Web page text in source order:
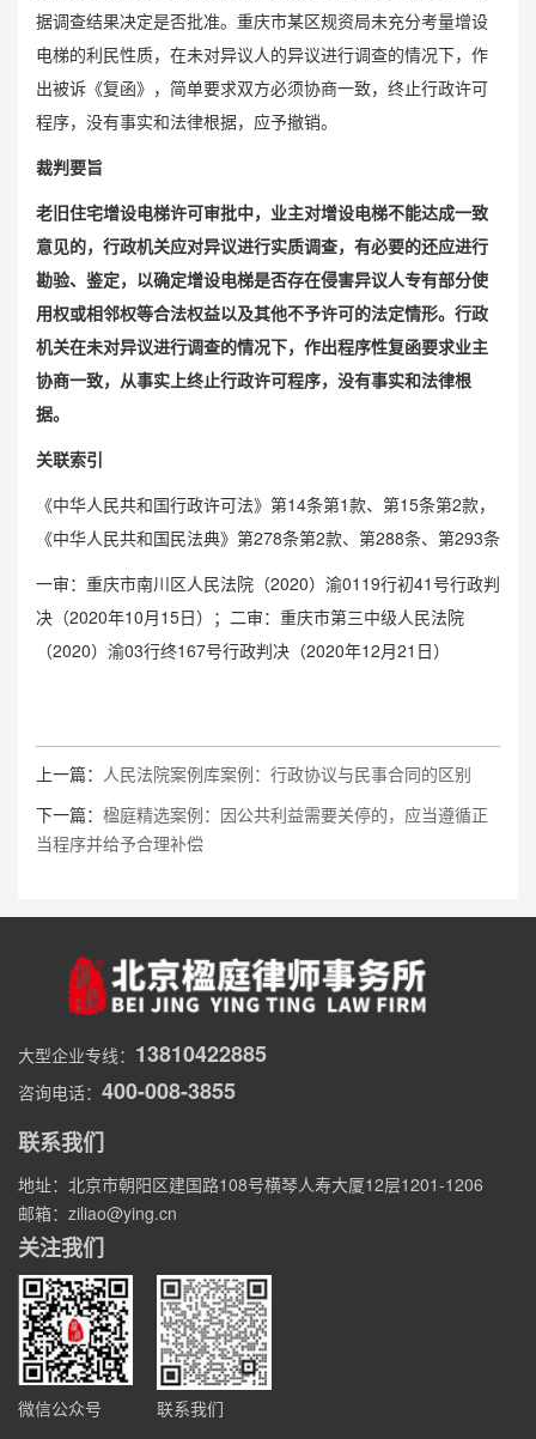
据调查结果决定是否批准。重庆市某区规资局未充分考量增设
电梯的利民性质，在未对异议人的异议进行调查的情况下，作
出被诉《复函》，简单要求双方必须协商一致，终止行政许可
程序，没有事实和法律根据，应予撤销。
裁判要旨
老旧住宅增设电梯许可审批中，业主对增设电梯不能达成一致
意见的，行政机关应对异议进行实质调查，有必要的还应进行
勘验、鉴定，以确定增设电梯是否存在侵害异议人专有部分使
用权或相邻权等合法权益以及其他不予许可的法定情形。行政
机关在未对异议进行调查的情况下，作出程序性复函要求业主
协商一致，从事实上终止行政许可程序，没有事实和法律根
据。
关联索引
《中华人民共和国行政许可法》第14条第1款、第15条第2款，
《中华人民共和国民法典》第278条第2款、第288条、第293条
一审：重庆市南川区人民法院（2020）渝0119行初41号行政判
决（2020年10月15日）；二审：重庆市第三中级人民法院
（2020）渝03行终167号行政判决（2020年12月21日）
上一篇： 人民法院案例库案例：行政协议与民事合同的区别
下一篇： 楹庭精选案例：因公共利益需要关停的，应当遵循正
当程序并给予合理补偿
大型企业专线： 13810422885
咨询电话： 400-008-3855
联系我们
地址：北京市朝阳区建国路108号横琴人寿大厦12层1201-1206
邮箱：ziliao@ying.cn
关注我们
微信公众号 联系我们